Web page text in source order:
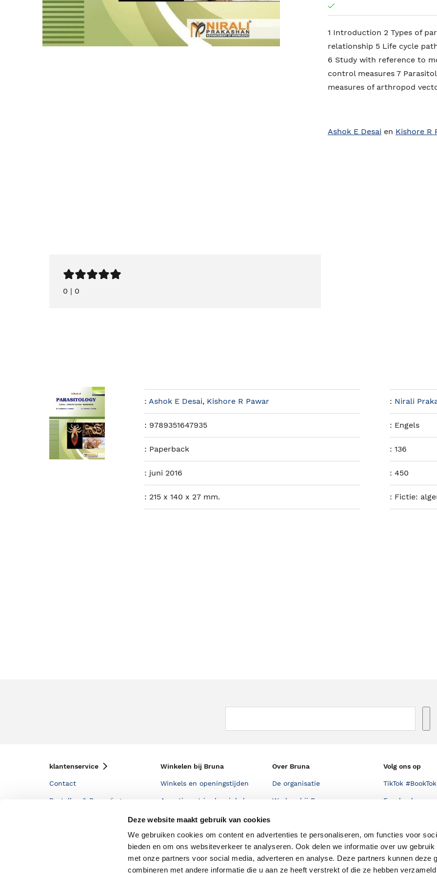
Deze website maakt gebruik van cookies
We gebruiken cookies om content en advertenties te personaliseren, om functies voor
bieden en om ons websiteverkeer te analyseren. Ook delen we informatie over uw
met onze partners voor social media, adverteren en analyse. Deze partners kunnen deze
combineren met andere informatie die u aan ze heeft verstrekt of die ze hebben
1 Introduction 2 Types of
relationship 5 Life cycle
6 Study with reference to
control measures 7
measures of arthropod
Ashok E Desai en Kishore R
0 | 0
: Ashok E Desai, Kishore R Pawar : Nirali
: 9789351647935 : Engels
: Paperback :136
: juni 2016 :450
: 215 x 140 x 27 mm. : Fictie:
klantenservice
Contact
Bestellen & Bezorging
Annuleren & Retourneren
Zakelijk boeken bestellen
Winkelen bij Bruna
Winkels en openingstijden
Assortiment in de winkel
Cadeaukaarten
Cadeauboxen
Staatsloterij
ING Servicepunten
Over Bruna
De organisatie
Werken bij Bruna
De voordelen van Bruna
Responsible Disclosure
Statement
Volg ons op
TikTok #BookTok
Facebook